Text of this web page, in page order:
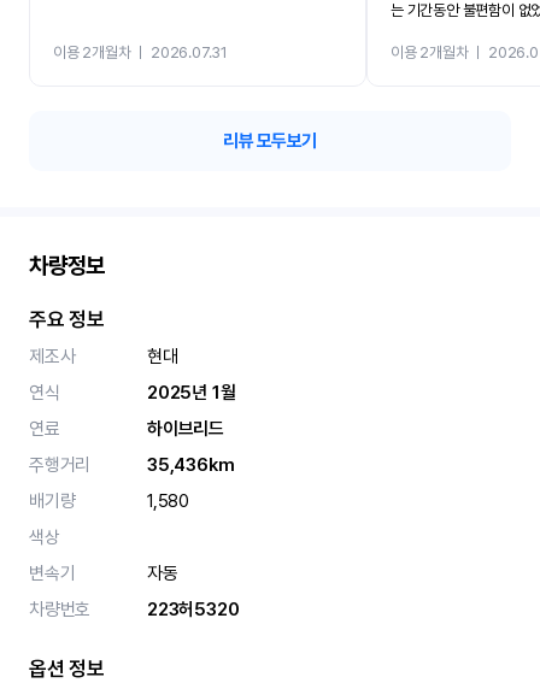
이용 2개월차ㅣ 2026.07.31
는 기간동안 불편함이 없
카 렌트 고민없이 강추합
이용 2개월차ㅣ
리뷰 모두보기
차량정보
주요 정보
제조사
현대
연식
2025년 1월
연료
하이브리드
주행거리
35,436km
배기량
1,580
색상
변속기
자동
차량번호
223허5320
옵션 정보